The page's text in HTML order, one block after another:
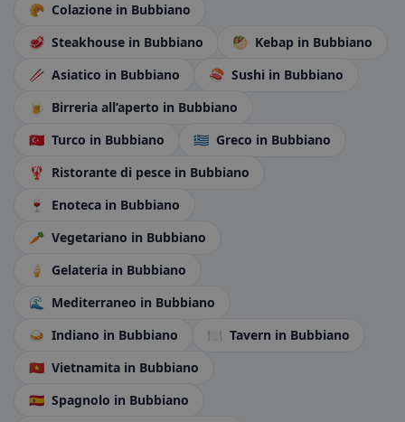
🥐 Colazione in Bubbiano
🥩 Steakhouse in Bubbiano 🥙 Kebap in Bubbiano
🥢 Asiatico in Bubbiano 🍣 Sushi in Bubbiano
🍺 Birreria all’aperto in Bubbiano
🇹🇷 Turco in Bubbiano 🇬🇷 Greco in Bubbiano
🦞 Ristorante di pesce in Bubbiano
🍷
Enoteca in Bubbiano
🥕 Vegetariano in Bubbiano
🍦
Gelateria in Bubbiano
🌊
Mediterraneo in Bubbiano
🍛 Indiano in Bubbiano 🍽️ Tavern in Bubbiano
🇻🇳 Vietnamita in Bubbiano
🇪🇸 Spagnolo in Bubbiano